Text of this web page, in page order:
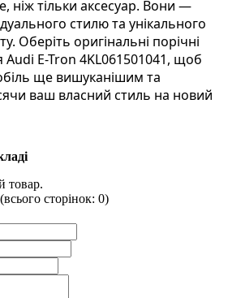
ніж тільки аксесуар. Вони —
стилю та унікального
Оберіть оригінальні порічні
Audi E-Tron 4KL061501041, щоб
ще вишуканішим та
ваш власний стиль на новий
товар.
сторінок: 0)